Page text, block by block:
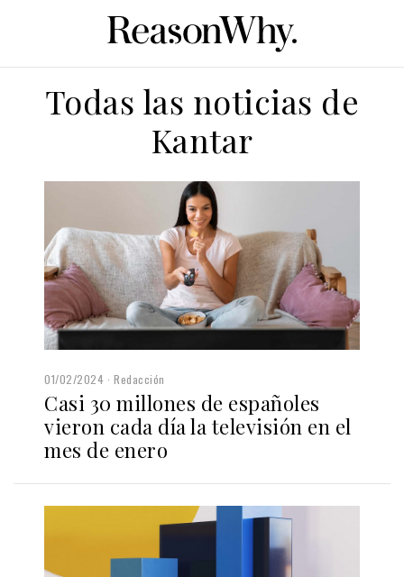
Todas las noticias de
Kantar
01/02/2024 Redacción
Casi 30 millones de españoles
vieron cada día la televisión en el
mes de enero